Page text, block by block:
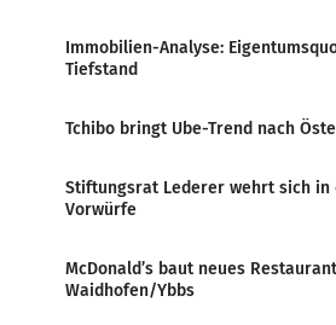
Immobilien-Analyse:
Tiefstand
Tchibo bringt Ube-Trend nach
Stiftungsrat Lederer wehrt sich in
Vorwürfe
McDonald’s baut neues
Waidhofen/Ybbs